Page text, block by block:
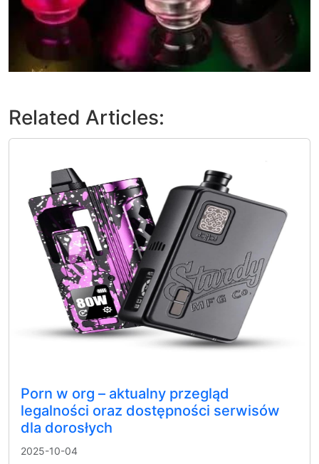
Related Articles:
Porn w org – aktualny przegląd
legalności oraz dostępności serwisów
dla dorosłych
2025-10-04